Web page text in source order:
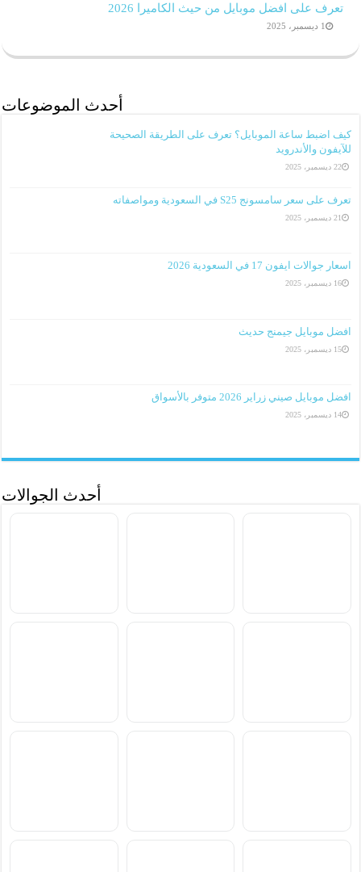
تعرف على افضل موبايل من حيث الكاميرا 2026
1 ديسمبر، 2025
أحدث الموضوعات
كيف اضبط ساعة الموبايل؟ تعرف على الطريقة الصحيحة
للآيفون والأندرويد
22 ديسمبر، 2025
تعرف على سعر سامسونج S25 في السعودية ومواصفاته
21 ديسمبر، 2025
اسعار جوالات ايفون 17 في السعودية 2026
16 ديسمبر، 2025
افضل موبايل جيمنج حديث
15 ديسمبر، 2025
افضل موبايل صيني زراير 2026 متوفر بالأسواق
14 ديسمبر، 2025
أحدث الجوالات